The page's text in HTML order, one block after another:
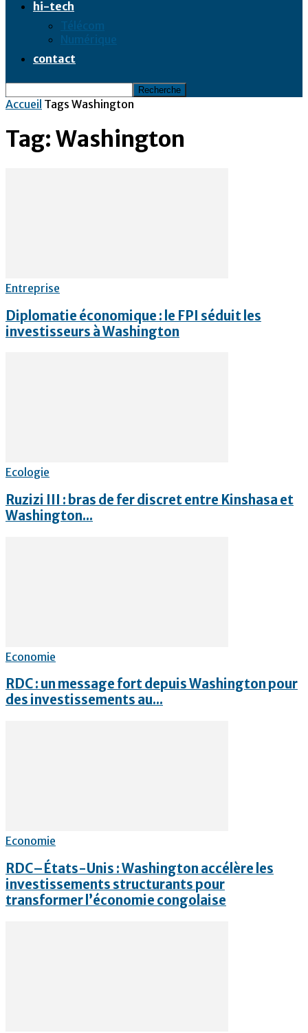
hi-tech
Télécom
Numérique
contact
Accueil Tags Washington
Tag: Washington
Entreprise
Diplomatie économique : le FPI séduit les
investisseurs à Washington
Ecologie
Ruzizi III : bras de fer discret entre Kinshasa et
Washington...
Economie
RDC : un message fort depuis Washington pour
des investissements au...
Economie
RDC–États-Unis : Washington accélère les
investissements structurants pour
transformer l’économie congolaise